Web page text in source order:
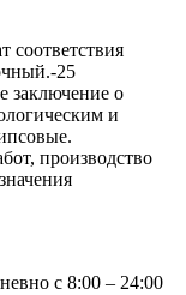
соответствия
25
заключение о
и
производство
с 8:00 – 24:00